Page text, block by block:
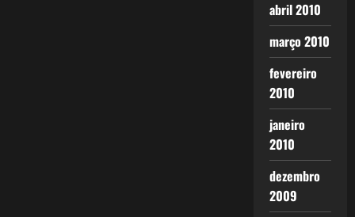
abril 2010
março 2010
fevereiro
2010
janeiro
2010
dezembro
2009